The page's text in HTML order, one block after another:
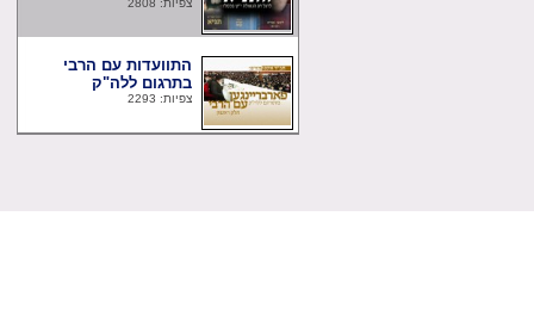
צפיות: 2808
התוועדות עם הרבי
בתרגום ללה"ק
צפיות: 2293